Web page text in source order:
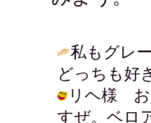
私もグレ
どっちも好
リヘ様 お
すぜ。ベロ